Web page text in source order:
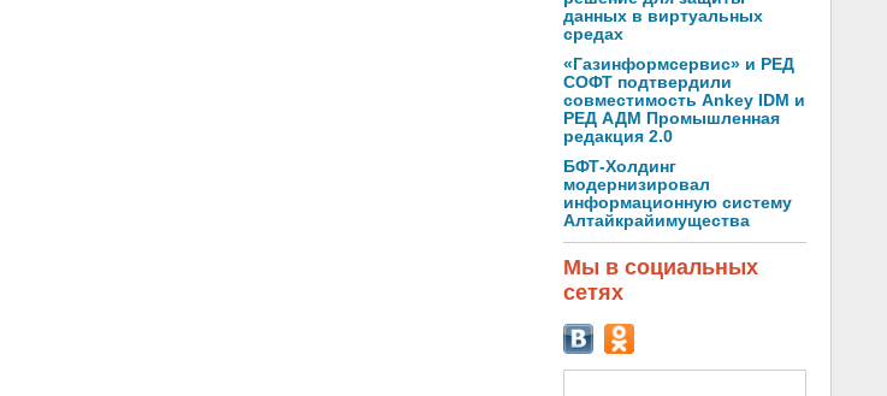
данных в виртуальных
средах
«Газинформсервис» и РЕД
СОФТ подтвердили
совместимость Ankey IDM и
РЕД АДМ Промышленная
редакция 2.0
БФТ-Холдинг
модернизировал
информационную систему
Алтайкрайимущества
Мы в социальных
сетях